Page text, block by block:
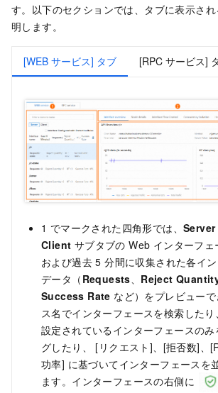
す。以下のセクションでは、タブに表示さ
明します。
[WEB サービス] タブ [RPC サービス]
1 でマークされた四角形では、 Server
Client サブタブの Web インターフェ
および過去 5 分間に収集された各イ
データ（ Requests、 Reject
Success Rate など）をプレビュー
ス名でインターフェースを検索した
設定されているインターフェースの
グしたり、 [リクエスト]、[拒否数]、
功率] に基づいてインターフェースを
ます。インターフェースの右側に